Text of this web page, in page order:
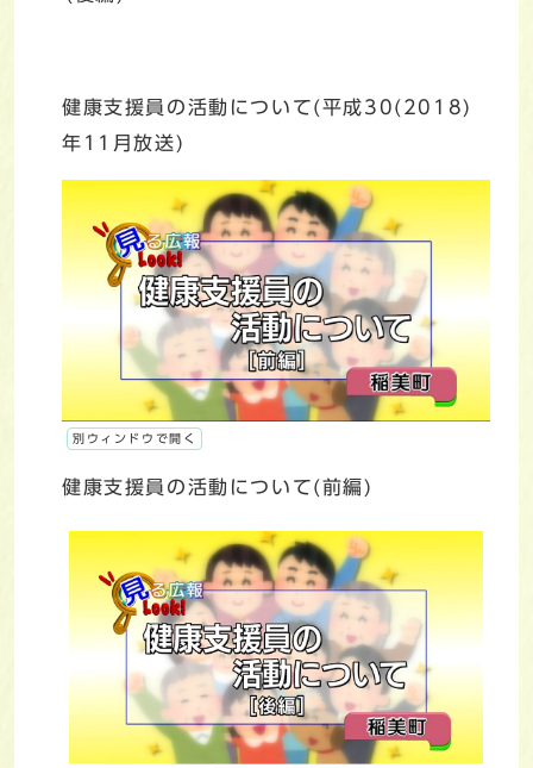
健康支援員の活動について(平成30(2018)
年11月放送)
別ウィンドウで開く
健康支援員の活動について(前編)